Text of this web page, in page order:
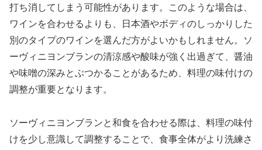
打ち消してしまう可能性があります。このような場合は、
ワインを合わせるよりも、日本酒やボディのしっかりした
別のタイプのワインを選んだ方がよいかもしれません。ソ
ーヴィニヨンブランの清涼感や酸味が強く出過ぎて、醤油
や味噌の深みとぶつかることがあるため、料理の味付けの
調整が重要となります。
ソーヴィニヨンブランと和食を合わせる際は、料理の味付
けを少し意識して調整することで、食事全体がより洗練さ